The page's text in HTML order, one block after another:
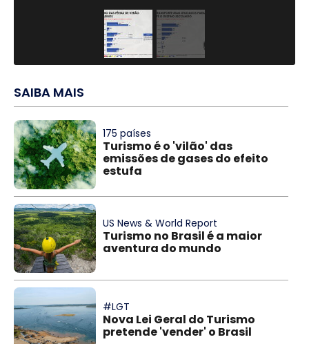
SAIBA MAIS
175 países
Turismo é o 'vilão' das
emissões de gases do efeito
estufa
US News & World Report
Turismo no Brasil é a maior
aventura do mundo
#LGT
Nova Lei Geral do Turismo
pretende 'vender' o Brasil